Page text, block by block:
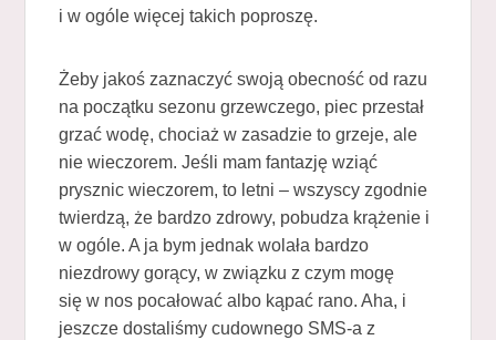
i w ogóle więcej takich poproszę.
Żeby jakoś zaznaczyć swoją obecność od razu
na początku sezonu grzewczego, piec przestał
grzać wodę, chociaż w zasadzie to grzeje, ale
nie wieczorem. Jeśli mam fantazję wziąć
prysznic wieczorem, to letni – wszyscy zgodnie
twierdzą, że bardzo zdrowy, pobudza krążenie i
w ogóle. A ja bym jednak wolała bardzo
niezdrowy gorący, w związku z czym mogę
się w nos pocałować albo kąpać rano. Aha, i
jeszcze dostaliśmy cudownego SMS-a z